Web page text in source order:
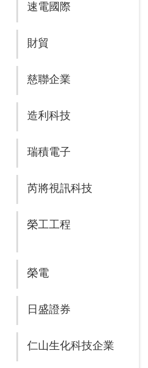
速電國際
財貿
慈聯企業
造利科技
瑞積電子
芮將視訊科技
榮工工程
榮電
日盛證券
仁山生化科技企業